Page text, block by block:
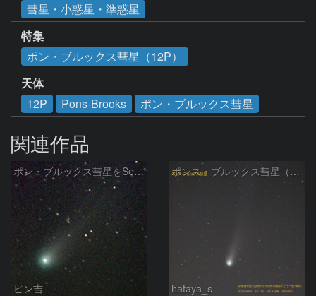
彗星・小惑星・準惑星
特集
ポン・ブルックス彗星（12P）
天体
12P
Pons-Brooks ポン・ブルックス彗星
関連作品
ポン・ブルックス彗星をSeeStar S50で撮影画像を再処理
ピン吉
ポンス・ブルックス彗星（12P/Pons-Brooks）2024/04/01
hataya_s